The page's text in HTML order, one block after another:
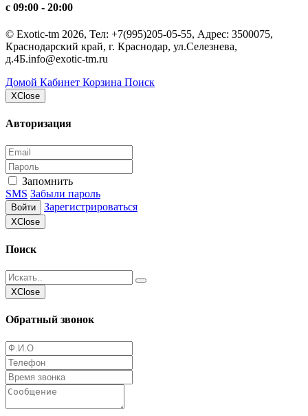
с 09:00 - 20:00
© Exotic-tm 2026, Тел: +7(995)205-05-55, Адрес: 3500075,
Краснодарский край, г. Краснодар, ул.Селезнева,
д.4Б.info@exotic-tm.ru
Домой Кабинет Корзина Поиск
ХClose
Авторизация
Запомнить
SMS Забыли пароль
Войти Зарегистрироваться
ХClose
Поиск
ХClose
Обратный звонок